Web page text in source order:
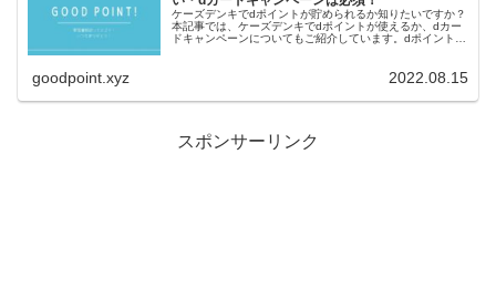
ケーズデンキでdポイントが貯められるか知りたいですか？
本記事では、ケーズデンキでdポイントが使えるか、dカー
ドキャンペーンについてもご紹介しています。dポイントを
goodpoint.xyz 2022.08.15
スポンサーリンク